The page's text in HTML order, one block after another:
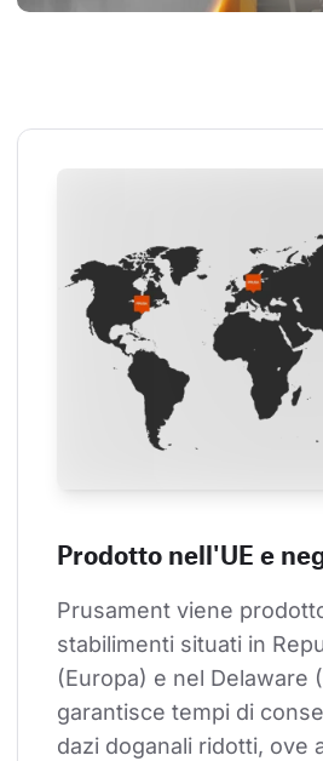
Prodotto nell'UE e
Prusament viene
stabilimenti situati in
(Europa) e nel Delaware
garantisce tempi di
dazi doganali ridotti, ove